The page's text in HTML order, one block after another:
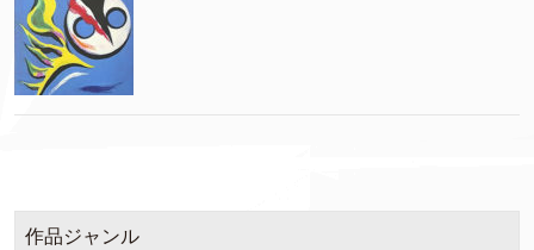
作品ジャンル